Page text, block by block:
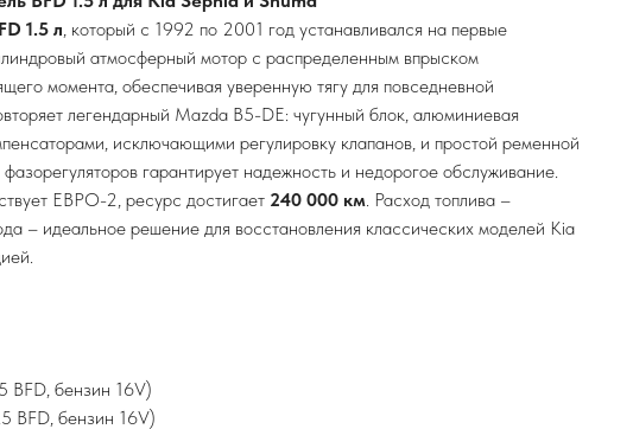
1.5 л, который с 1992 по 2001 год устанавливался на первые
атмосферный мотор с распределенным впрыском
момента, обеспечивая уверенную тягу для повседневной
легендарный Mazda B5-DE: чугунный блок, алюминиевая
исключающими регулировку клапанов, и простой ременной
гарантирует надежность и недорогое обслуживание.
ЕВРО-2, ресурс достигает 240 000 км. Расход топлива –
– идеальное решение для восстановления классических моделей Kia
BFD, бензин 16V)
BFD, бензин 16V)